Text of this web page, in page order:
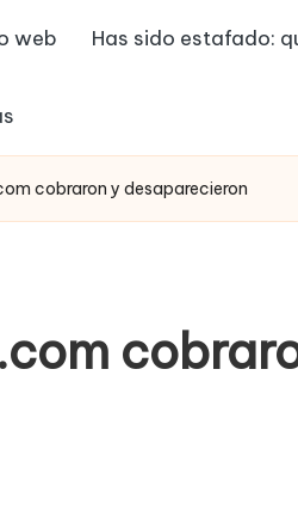
web Has sido estafado:
cobraron y desaparecieron